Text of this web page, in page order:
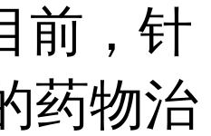
前，针
药物治